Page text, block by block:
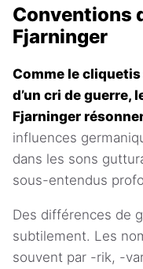
Conventions
Fjarninger
Comme le
d’un cri de guerre,
Fjarninger
influences
dans les sons
sous-entendus
Des différences de
subtilement. Les
souvent par -rik, -